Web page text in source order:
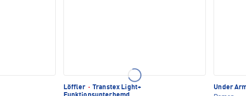
Löffler · Transtex Light+
Under